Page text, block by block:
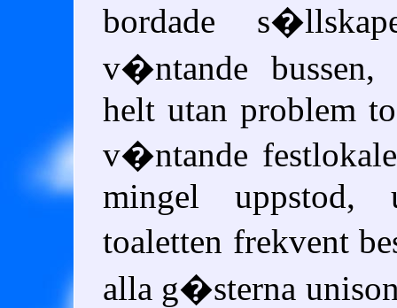
bordade
v�ntande
helt utan problem
v�ntande
mingel uppstod,
toaletten frekvent
alla g�sterna